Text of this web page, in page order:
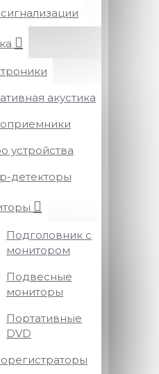
акустика
устройства
детекторы
Подголовник с
монитором
Подвесные
мониторы
Портативные
DVD